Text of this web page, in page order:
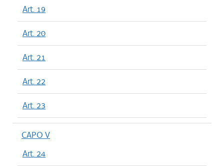
Art. 19
Art. 20
Art. 21
Art. 22
Art. 23
CAPO V
Art. 24